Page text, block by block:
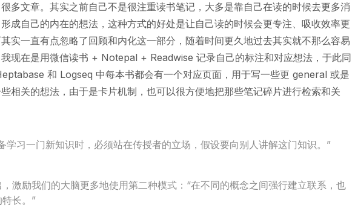
很多文章。其实之前自己不是很注重读书笔记，大多是靠自己在读的时候去更多消
成自己的内在的想法，这种方式的好处是让自己读的时候会更专注、吸收效率更
实一直有点忽略了回顾和内化这一部分，随着时间更久地过去其实就不那么容易
现在是用微信读书 + Notepal + Readwise 记录自己的标注和对应想法，于此同
和 Logseq 中每本书都会有一个对应页面，用于写一些更 general 或是
相关的想法，由于是卡片机制，也可以很方便地把那些笔记碎片进行检索和关
学习一门新知识时，必须站在传授者的立场，假设要向别人讲解这门知识。”
激励我们的大脑更多地使用第二种模式：“在不同的概念之间强行建立联系，也
长。”